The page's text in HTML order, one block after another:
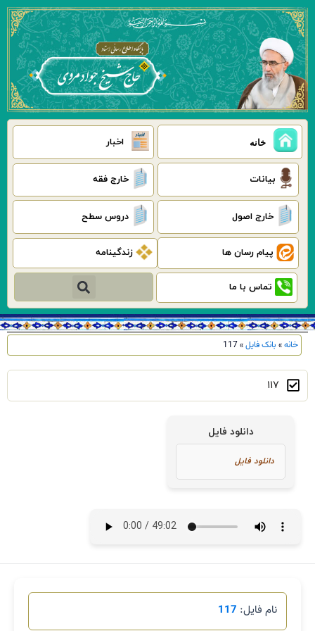
پرش
محتوا
خانه اخبار
بیانات خارج فقه
خارج اصول دروس سطح
پیام رسان ها زندگینامه
تماس با ما جستجو
خانه» بانک فایل»
117
117
دانلود فایل
نام فایل: 117